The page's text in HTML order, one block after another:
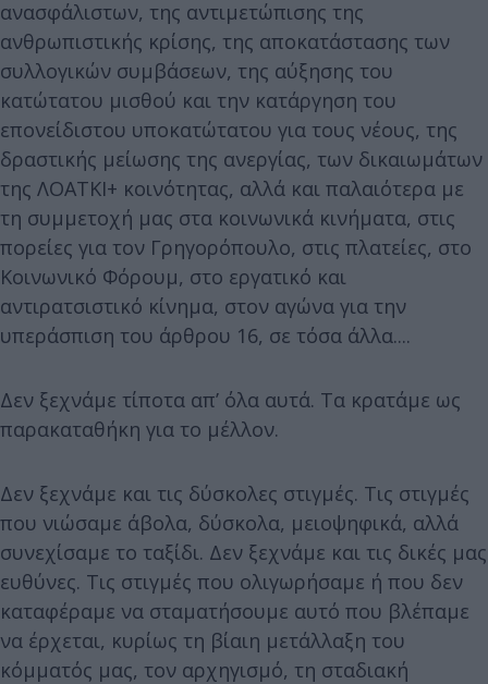
ανασφάλιστων, της αντιμετώπισης της
ανθρωπιστικής κρίσης, της αποκατάστασης των
συλλογικών συμβάσεων, της αύξησης του
κατώτατου μισθού και την κατάργηση του
επονείδιστου υποκατώτατου για τους νέους, της
δραστικής μείωσης της ανεργίας, των δικαιωμάτων
της ΛΟΑΤΚΙ+ κοινότητας, αλλά και παλαιότερα με
τη συμμετοχή μας στα κοινωνικά κινήματα, στις
πορείες για τον Γρηγορόπουλο, στις πλατείες, στο
Κοινωνικό Φόρουμ, στο εργατικό και
αντιρατσιστικό κίνημα, στον αγώνα για την
υπεράσπιση του άρθρου 16, σε τόσα άλλα....
Δεν ξεχνάμε τίποτα απ’ όλα αυτά. Τα κρατάμε ως
παρακαταθήκη για το μέλλον.
Δεν ξεχνάμε και τις δύσκολες στιγμές. Τις στιγμές
που νιώσαμε άβολα, δύσκολα, μειοψηφικά, αλλά
συνεχίσαμε το ταξίδι. Δεν ξεχνάμε και τις δικές μας
ευθύνες. Τις στιγμές που ολιγωρήσαμε ή που δεν
καταφέραμε να σταματήσουμε αυτό που βλέπαμε
να έρχεται, κυρίως τη βίαιη μετάλλαξη του
κόμματός μας, τον αρχηγισμό, τη σταδιακή